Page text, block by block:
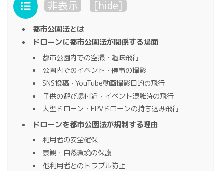
目次 非表示 [hide]
都市公園法とは
ドローンに都市公園法が関係する場面
都市公園内での空撮・趣味飛行
公園内でのイベント・催事の撮影
SNS投稿・YouTube動画撮影目的の飛行
子供の遊び場付近・イベント混雑時の飛行
大型ドローン・FPVドローンの持ち込み飛行
ドローンを都市公園法が規制する理由
利用者の安全確保
景観・自然環境の保護
他利用者とのトラブル防止